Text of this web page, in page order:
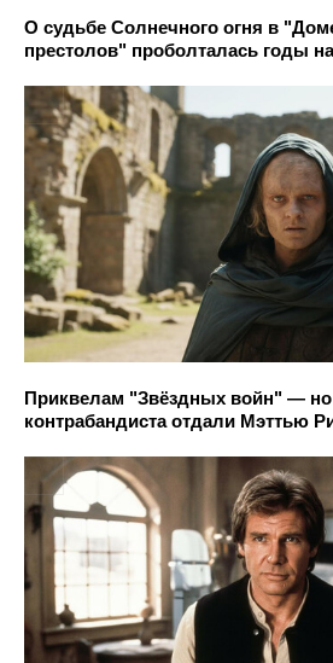
О судьбе Солнечного огня в
престолов" проболталась годы
Приквелам "Звёздных войн" —
контрабандиста отдали Мэттью